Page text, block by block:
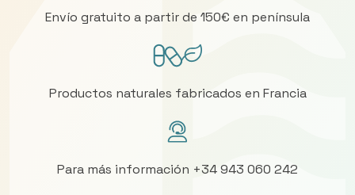
Envío gratuito a partir de 150€ en península
Productos naturales fabricados en Francia
Para más información +34 943 060 242